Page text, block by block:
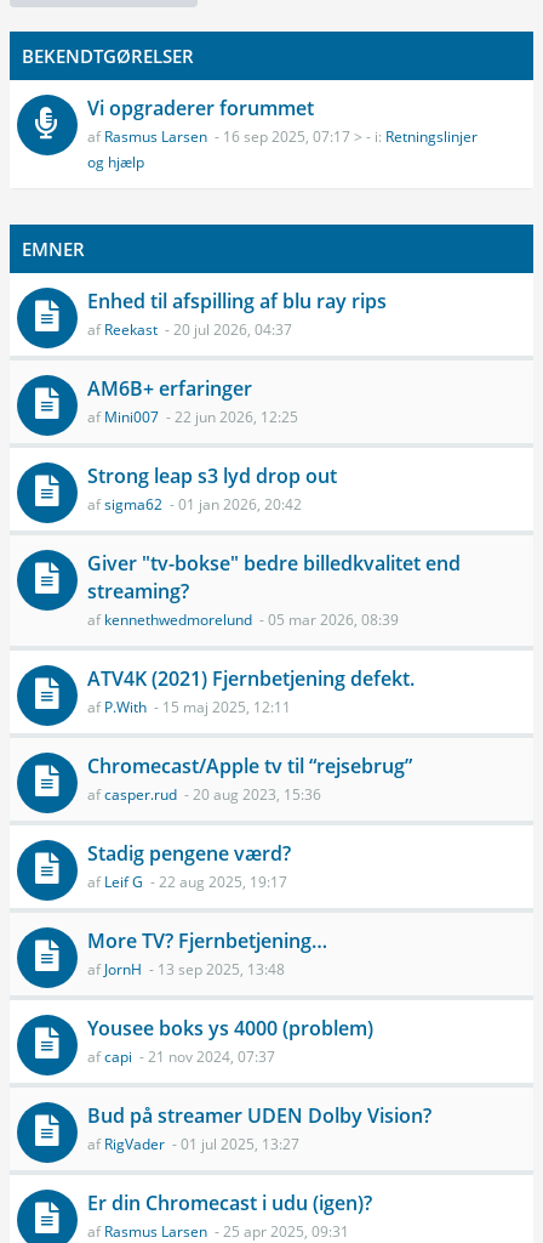
BEKENDTGØRELSER
Vi opgraderer forummet
afRasmus Larsen - 16 sep 2025, 07:17 > - i: Retningslinjer
og hjælp
EMNER
Enhed til afspilling af blu ray rips
afReekast - 20 jul 2026, 04:37
AM6B+ erfaringer
afMini007 - 22 jun 2026, 12:25
Strong leap s3 lyd drop out
afsigma62 - 01 jan 2026, 20:42
Giver "tv-bokse" bedre billedkvalitet end
streaming?
afkennethwedmorelund - 05 mar 2026, 08:39
ATV4K (2021) Fjernbetjening defekt.
afP.With - 15 maj 2025, 12:11
Chromecast/Apple tv til “rejsebrug”
afcasper.rud - 20 aug 2023, 15:36
Stadig pengene værd?
afLeif G - 22 aug 2025, 19:17
More TV? Fjernbetjening…
afJornH - 13 sep 2025, 13:48
Yousee boks ys 4000 (problem)
afcapi - 21 nov 2024, 07:37
Bud på streamer UDEN Dolby Vision?
afRigVader - 01 jul 2025, 13:27
Er din Chromecast i udu (igen)?
afRasmus Larsen - 25 apr 2025, 09:31